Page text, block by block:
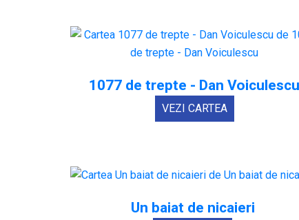
1077 de trepte - Dan Voiculescu
VEZI CARTEA
Un baiat de nicaieri